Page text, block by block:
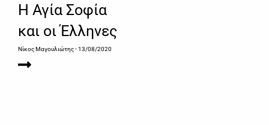
Η Αγία Σοφία
και οι Έλληνες
Νίκος Μαγουλιώτης- 13/08/2020